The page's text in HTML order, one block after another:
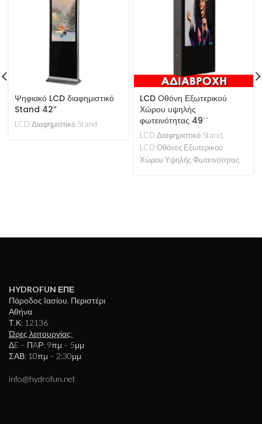
Ψηφιακό LCD διαφημιστικό
Stand 42”
LCD Διαφημιστικό Stand
LCD Οθόνη Εξωτερικού
Χώρου υψηλής
φωτεινότητας 49΄΄
LCD Διαφημιστικό Stand
LCD Οθόνες Εξωτερικού
Χώρου Υψηλής Φωτεινότητας
HYDROFUN ΕΠΕ
Πάροδος Ιασίου, Περιστέρι
Αθήνα
Τ.Κ: 12136
Ώρες λειτουργίας:
ΔE – ΠAΡ: 9πμ – 5μμ
ΣΑΒ: 10πμ – 2:30μμ
info@hydrofun.net